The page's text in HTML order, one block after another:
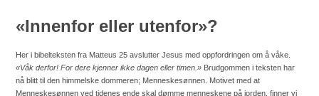
«Innenfor eller utenfor»?
Her i bibelteksten fra Matteus 25 avslutter Jesus med oppfordringen om å våke.
«Våk derfor! For dere kjenner ikke dagen eller timen.» Brudgommen i teksten har
nå blitt til den himmelske dommeren; Menneskesønnen. Motivet med at
Menneskesønnen ved tidenes ende skal dømme menneskene på jorden, finner vi